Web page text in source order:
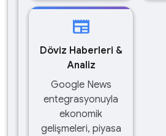
newspaper
Döviz Haberleri &
Analiz
Google News
entegrasyonuyla
ekonomik
gelişmeleri, piyasa